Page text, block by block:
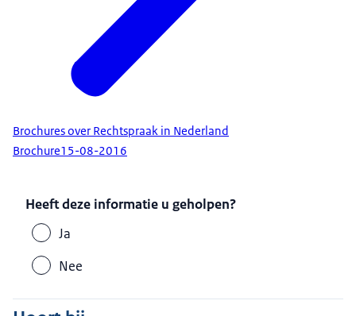
Brochures over Rechtspraak in Nederland
Brochure15-08-2016
Heeft deze informatie u geholpen?
Ja
Nee